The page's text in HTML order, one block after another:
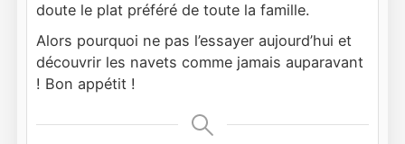
doute le plat préféré de toute la famille.
Alors pourquoi ne pas l’essayer aujourd’hui et
découvrir les navets comme jamais auparavant
! Bon appétit !